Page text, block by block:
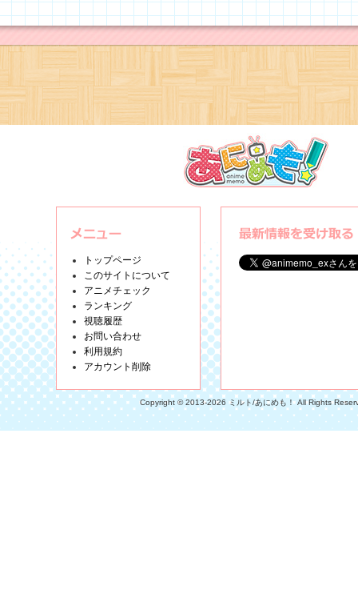
トップページ
このサイトについて
アニメチェック
ランキング
視聴履歴
お問い合わせ
利用規約
アカウント削除
Copyright © 2013-2026 ミルト/あにめも！ All Rights